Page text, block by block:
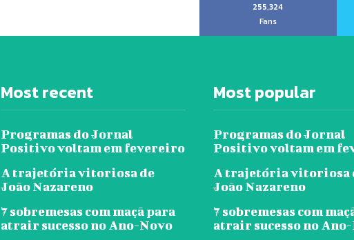
255,324
Fans
Most recent
Programas do Jornal
Positivo voltam em fevereiro
A trajetória vitoriosa de
João Nazareno
7 sobremesas com maçã para
atrair sucesso no Ano-Novo
Most popular
Programas do Jornal
Positivo voltam em
A trajetória vitoriosa
João Nazareno
7 sobremesas com
atrair sucesso no